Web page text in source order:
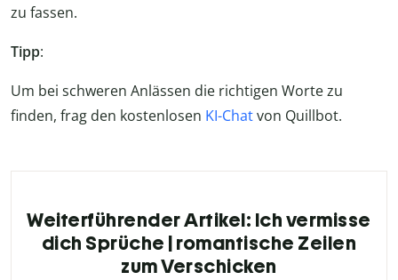
zu fassen.
Tipp:
Um bei schweren Anlässen die richtigen Worte zu
finden, frag den kostenlosen KI-Chatvon Quillbot.
Weiterführender Artikel: Ich vermisse
dich Sprüche | romantische Zeilen
zum Verschicken